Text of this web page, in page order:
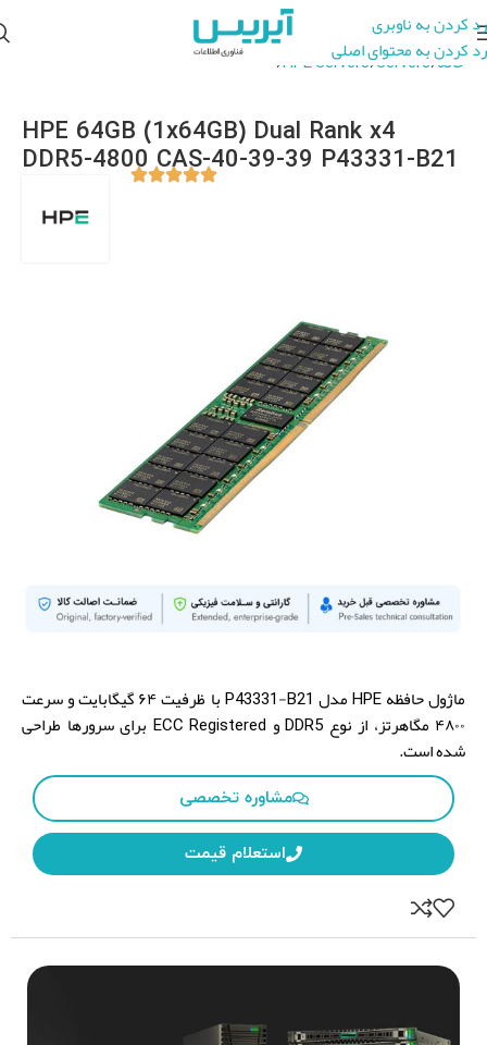
رد کردن به ناوبری
رد کردن به محتوای اصلی
خانه Servers
HPE Servers
HPE Server Accessories
HPE 64GB (1x64GB) Dual Rank x4
DDR5-4800 CAS-40-39-39 P43331-B21
ماژول حافظه HPE مدل P43331-B21 با ظرفیت ۶۴ گیگابایت و سرعت
۴۸۰۰ مگاهرتز، از نوع DDR5 و ECC Registered برای سرورها طراحی
شده است.
مشاوره تخصصی
استعلام قیمت